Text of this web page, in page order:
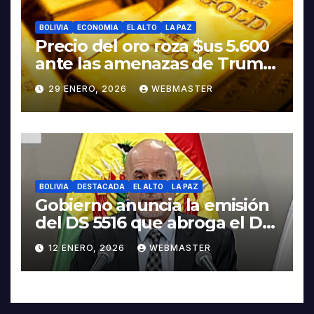
BOLIVIA ECONOMIA EL ALTO LA PAZ
Precio del oro roza $us 5.600
ante las amenazas de Trump
contra Irán
29 ENERO, 2026 WEBMASTER
BOLIVIA DESTACADA EL ALTO LA PAZ
Gobierno anuncia la emisión
del DS 5516 que abroga el DS
5503
12 ENERO, 2026 WEBMASTER